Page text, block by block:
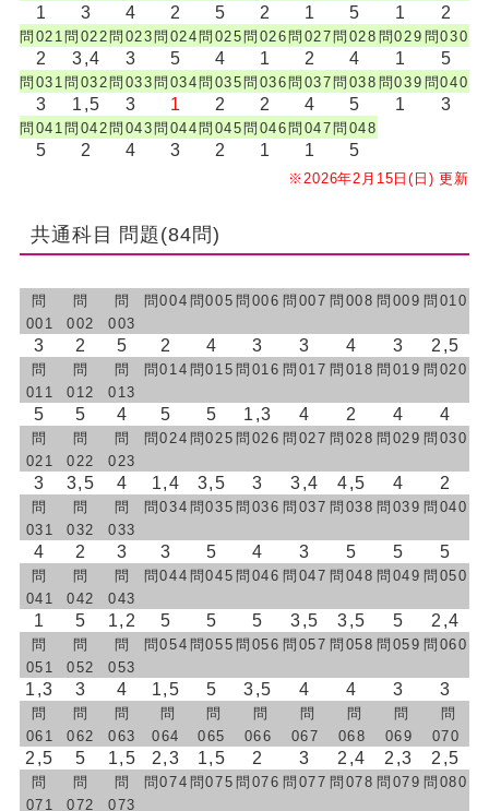
1 3 4 2 5 2 1 5 1 2
問021 問022問023問024問025問026問027問028 問029 問030
2 3,4 3 5 4 1 2 4 1 5
問031 問032問033問034問035問036問037問038 問039 問040
3 1,5 3 1 2 2 4 5 1 3
問041 問042問043問044問045問046問047問048
5 2 4 3 2 1 1 5
※2026年2月15日(日) 更新
共通科目 問題(84問)
問
001
問
002
問
003
問004 問005 問006 問007 問008 問009 問010
3 2 5 2 4 3 3 4 3 2,5
問
011
問
012
問
013
問014 問015 問016 問017 問018 問019 問020
5 5 4 5 5 1,3 4 2 4 4
問
021
問
022
問
023
問024 問025 問026 問027 問028 問029 問030
3 3,5 4 1,4 3,5 3 3,4 4,5 4 2
問
031
問
032
問
033
問034 問035 問036 問037 問038 問039 問040
4 2 3 3 5 4 3 5 5 5
問
041
問
042
問
043
問044 問045 問046 問047 問048 問049 問050
1 5 1,2 5 5 5 3,5 3,5 5 2,4
問
051
問
052
問
053
問054 問055 問056 問057 問058 問059 問060
1,3 3 4 1,5 5 3,5 4 4 3 3
問
061
問
062
問
063
問
064
問
065
問
066
問
067
問
068
問
069
問
070
2,5 5 1,5 2,3 1,5 2 3 2,4 2,3 2,5
問
071
問
072
問
073
問074 問075 問076 問077 問078 問079 問080